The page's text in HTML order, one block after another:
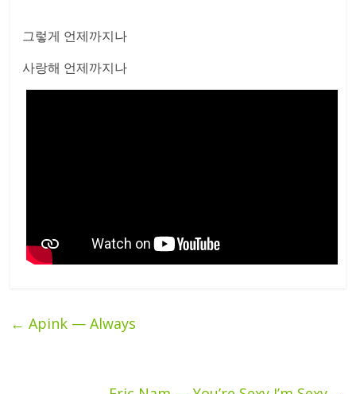
그렇게 언제까지나
사랑해 언제까지나
← Apink — Always